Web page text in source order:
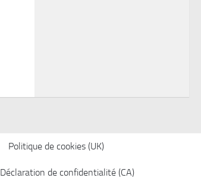
Politique de cookies (UK)
Déclaration de confidentialité (CA)